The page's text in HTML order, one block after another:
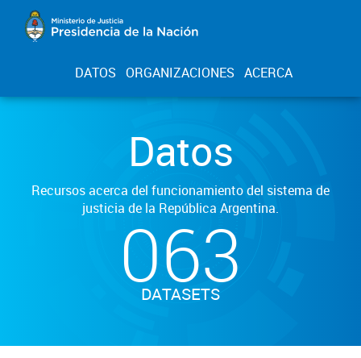
DATOS ORGANIZACIONES ACERCA
Datos
Recursos acerca del funcionamiento del sistema de
justicia de la República Argentina.
063
DATASETS